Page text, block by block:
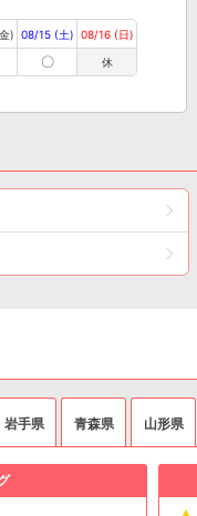
) 08/15 (土)
〇
08/16 (日)
休
岩手県 青森県 山形県